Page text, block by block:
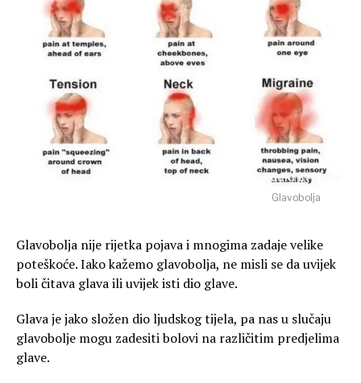
Glavobolja
Glavobolja nije rijetka pojava i mnogima zadaje velike
poteškoće. Iako kažemo glavobolja, ne misli se da uvijek
boli čitava glava ili uvijek isti dio glave.
Glava je jako složen dio ljudskog tijela, pa nas u slučaju
glavobolje mogu zadesiti bolovi na različitim predjelima
glave.